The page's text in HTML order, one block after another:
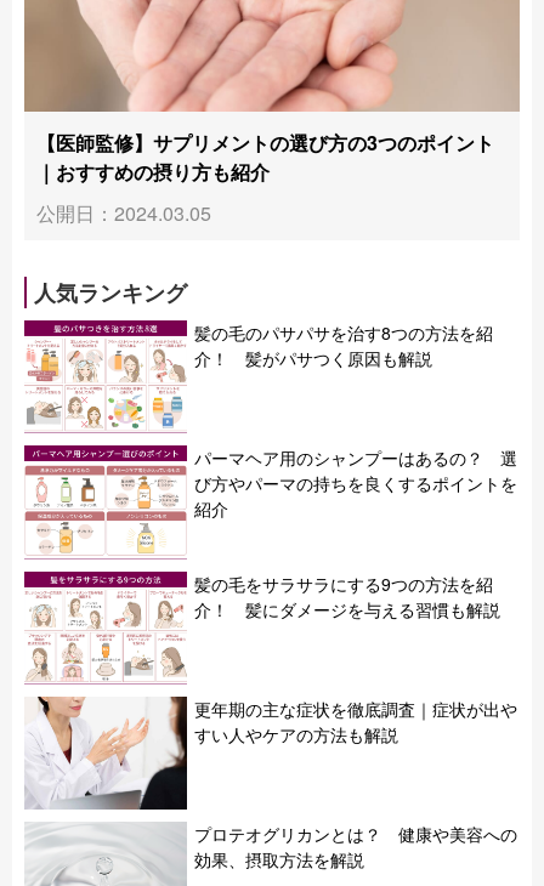
【医師監修】サプリメントの選び方の3つのポイント
｜おすすめの摂り方も紹介
公開日：2024.03.05
人気ランキング
髪の毛のパサパサを治す8つの方法を紹
介！ 髪がパサつく原因も解説
パーマヘア用のシャンプーはあるの？ 選
び方やパーマの持ちを良くするポイントを
紹介
髪の毛をサラサラにする9つの方法を紹
介！ 髪にダメージを与える習慣も解説
更年期の主な症状を徹底調査｜症状が出や
すい人やケアの方法も解説
プロテオグリカンとは？ 健康や美容への
効果、摂取方法を解説